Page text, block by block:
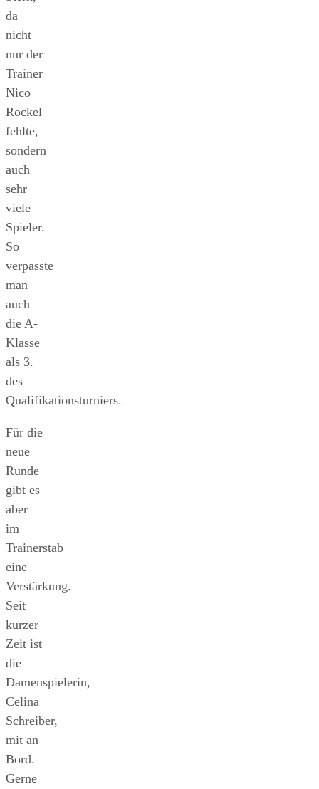
da
nicht
nur der
Trainer
Nico
Rockel
fehlte,
sondern
auch
sehr
viele
Spieler.
So
verpasste
man
auch
die A-
Klasse
als 3.
des
Qualifikationsturniers.
Für die
neue
Runde
gibt es
aber
im
Trainerstab
eine
Verstärkung.
Seit
kurzer
Zeit ist
die
Damenspielerin,
Celina
Schreiber,
mit an
Bord.
Gerne